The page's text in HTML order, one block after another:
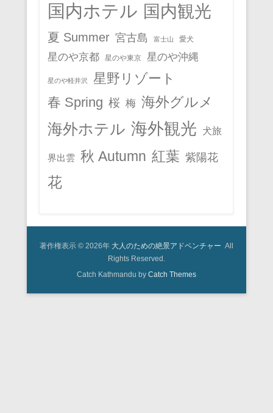
国内ホテル 国内観光
夏 Summer 宮古島 富士山 愛犬
星のや京都 星のや東京 星のや沖縄
星のや軽井沢
星野リゾート
春 Spring 桜 梅 海外グルメ
海外ホテル 海外観光 犬旅
界出雲 秋 Autumn 紅葉 紫陽花
花
著作権表示 © 2026年 大人のための絶景アドベンチャー All
Rights Reserved.
Catch Kathmandu by Catch Themes